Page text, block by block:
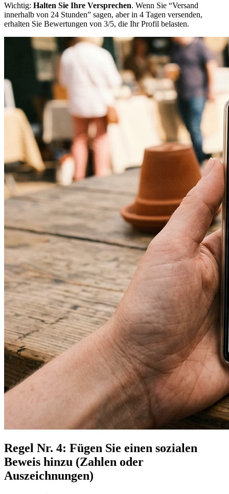
Wichtig: Halten Sie Ihre Versprechen. Wenn Sie “Versand
innerhalb von 24 Stunden” sagen, aber in 4 Tagen versenden,
erhalten Sie Bewertungen von 3/5, die Ihr Profil belasten.
Regel Nr. 4: Fügen Sie einen sozialen
Beweis hinzu (Zahlen oder
Auszeichnungen)